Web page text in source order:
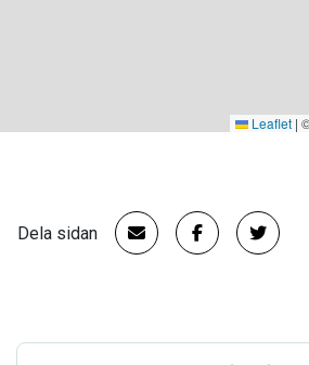
Leaflet |
Dela sidan